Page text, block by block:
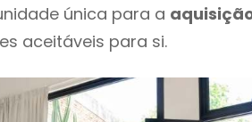
única para a
aceitáveis para si.